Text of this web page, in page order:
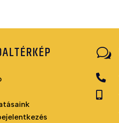
w

